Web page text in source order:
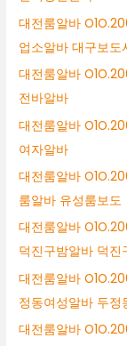
대전룸알바
업소알바 대구보도
대전룸알바
전바알바
대전룸알바
여자알바
대전룸알바
룸알바 유성룸보도
대전룸알바
덕진구밤알바 덕진
대전룸알바
정동여성알바 두정
대전룸알바